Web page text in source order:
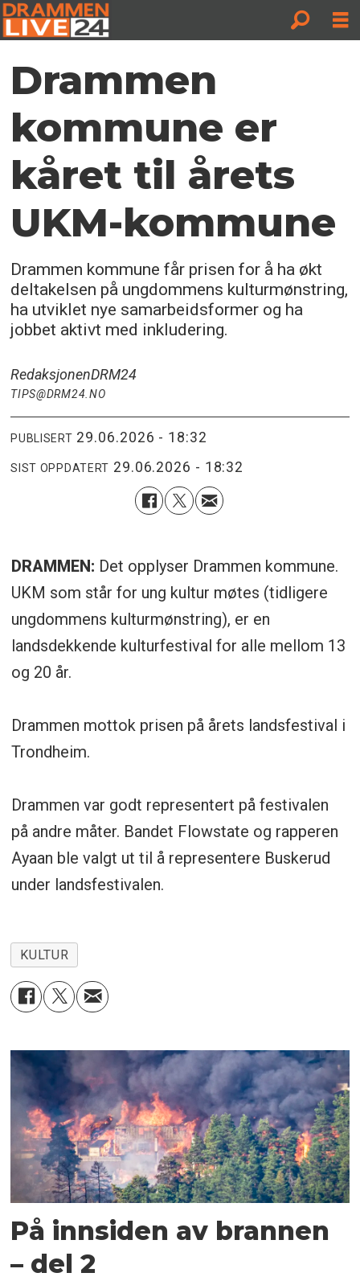
Drammen
kommune er
kåret til årets
UKM-kommune
Drammen kommune får prisen for å ha økt
deltakelsen på ungdommens kulturmønstring,
ha utviklet nye samarbeidsformer og ha
jobbet aktivt med inkludering.
RedaksjonenDRM24
TIPS@DRM24.NO
PUBLISERT 29.06.2026 - 18:32
SIST OPPDATERT 29.06.2026 - 18:32
DRAMMEN: Det opplyser Drammen kommune.
UKM som står for ung kultur møtes (tidligere
ungdommens kulturmønstring), er en
landsdekkende kulturfestival for alle mellom 13
og 20 år.
Drammen mottok prisen på årets landsfestival i
Trondheim.
Drammen var godt representert på festivalen
på andre måter. Bandet Flowstate og rapperen
Ayaan ble valgt ut til å representere Buskerud
under landsfestivalen.
KULTUR
På innsiden av brannen
– del 2